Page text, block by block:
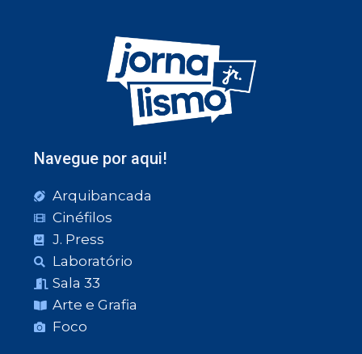
Navegue por aqui!
Arquibancada
Cinéfilos
J. Press
Laboratório
Sala 33
Arte e Grafia
Foco